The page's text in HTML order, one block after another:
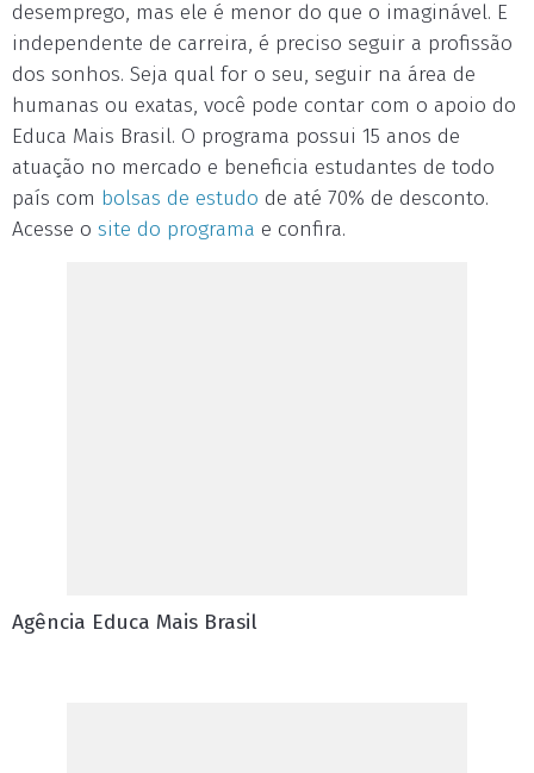
desemprego, mas ele é menor do que o imaginável. E
independente de carreira, é preciso seguir a profissão
dos sonhos. Seja qual for o seu, seguir na área de
humanas ou exatas, você pode contar com o apoio do
Educa Mais Brasil. O programa possui 15 anos de
atuação no mercado e beneficia estudantes de todo
país com bolsas de estudo de até 70% de desconto.
Acesse o site do programa e confira.
Agência Educa Mais Brasil